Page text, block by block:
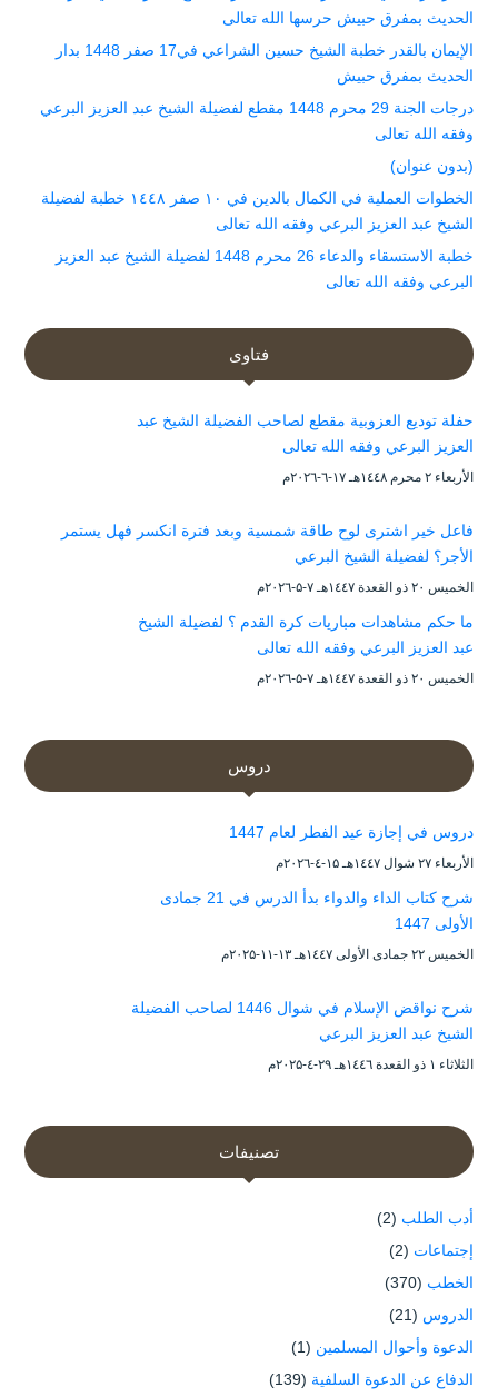
الحديث بمفرق حبيش حرسها الله تعالى
الإيمان بالقدر خطبة الشيخ حسين الشراعي في17 صفر 1448 بدار
الحديث بمفرق حبيش
درجات الجنة 29 محرم 1448 مقطع لفضيلة الشيخ عبد العزيز البرعي
وفقه الله تعالى
(بدون عنوان)
الخطوات العملية في الكمال بالدين في ١٠ صفر ١٤٤٨ خطبة لفضيلة
الشيخ عبد العزيز البرعي وفقه الله تعالى
خطبة الاستسقاء والدعاء 26 محرم 1448 لفضيلة الشيخ عبد العزيز
البرعي وفقه الله تعالى
فتاوى
حفلة توديع العزوبية مقطع لصاحب الفضيلة الشيخ عبد
العزيز البرعي وفقه الله تعالى
الأربعاء ۲ محرم ۱٤٤۸هـ ۱۷-٦-۲۰۲٦م
فاعل خير اشترى لوح طاقة شمسية وبعد فترة انكسر فهل يستمر
الأجر؟ لفضيلة الشيخ البرعي
الخميس ۲۰ ذو القعدة ۱٤٤۷هـ ۷-۵-۲۰۲٦م
ما حكم مشاهدات مباريات كرة القدم ؟ لفضيلة الشيخ
عبد العزيز البرعي وفقه الله تعالى
الخميس ۲۰ ذو القعدة ۱٤٤۷هـ ۷-۵-۲۰۲٦م
دروس
دروس في إجازة عيد الفطر لعام 1447
الأربعاء ۲۷ شوال ۱٤٤۷هـ ۱۵-٤-۲۰۲٦م
شرح كتاب الداء والدواء بدأ الدرس في 21 جمادى
الأولى 1447
الخميس ۲۲ جمادى الأولى ۱٤٤۷هـ ۱۳-۱۱-۲۰۲۵م
شرح نواقض الإسلام في شوال 1446 لصاحب الفضيلة
الشيخ عبد العزيز البرعي
الثلاثاء ۱ ذو القعدة ۱٤٤٦هـ ۲۹-٤-۲۰۲۵م
تصنيفات
أدب الطلب (2)
إجتماعات (2)
الخطب (370)
الدروس (21)
الدعوة وأحوال المسلمين (1)
الدفاع عن الدعوة السلفية (139)